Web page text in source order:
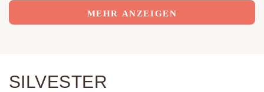
MEHR ANZEIGEN
SILVESTER